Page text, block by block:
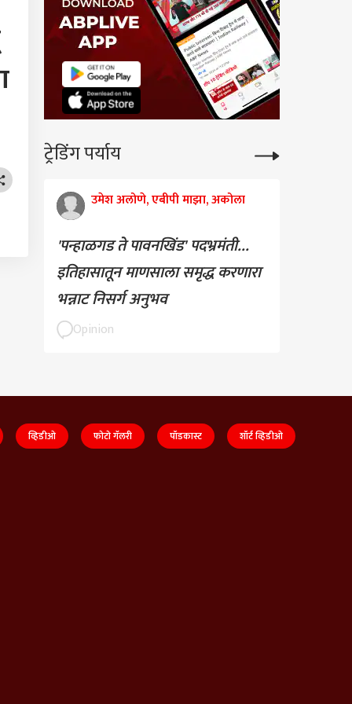
ट्रेडिंग पर्याय
उमेश अलोणे, एबीपी माझा, अकोला
'पन्हाळगड ते पावनखिंड' पदभ्रमंती...
इतिहासातून माणसाला समृद्ध करणारा
भन्नाट निसर्ग अनुभव
Opinion
व्हिडीओ फोटो गॅलरी पॉडकास्ट शॉर्ट व्हिडीओ